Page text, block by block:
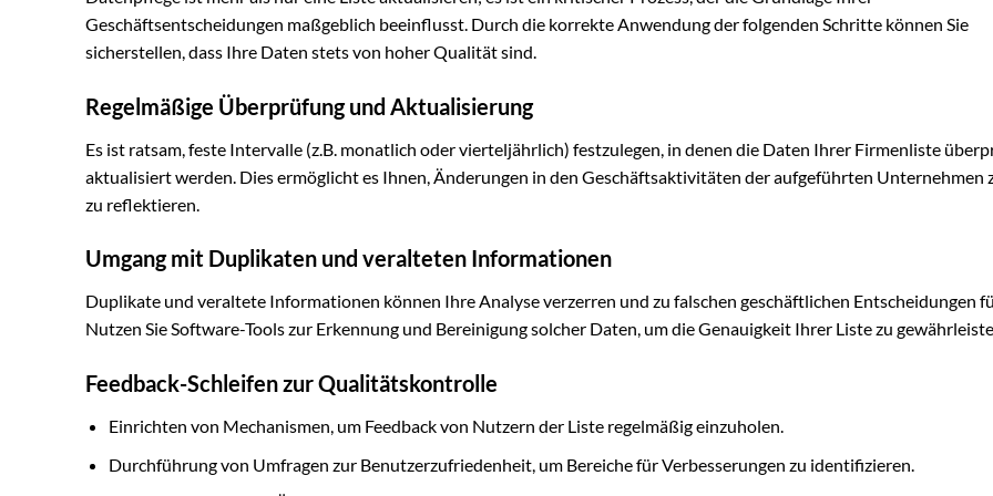
Geschäftsentscheidungen maßgeblich beeinflusst. Durch die korrekte Anwendung der folgenden Schritte können Sie
sicherstellen, dass Ihre Daten stets von hoher Qualität sind.
Regelmäßige Überprüfung und Aktualisierung
Es ist ratsam, feste Intervalle (z.B. monatlich oder vierteljährlich) festzulegen, in denen die Daten Ihrer Firmenliste
aktualisiert werden. Dies ermöglicht es Ihnen, Änderungen in den Geschäftsaktivitäten der aufgeführten Unternehmen
zu reflektieren.
Umgang mit Duplikaten und veralteten Informationen
Duplikate und veraltete Informationen können Ihre Analyse verzerren und zu falschen geschäftlichen Entscheidungen
Nutzen Sie Software-Tools zur Erkennung und Bereinigung solcher Daten, um die Genauigkeit Ihrer Liste zu
Feedback-Schleifen zur Qualitätskontrolle
Einrichten von Mechanismen, um Feedback von Nutzern der Liste regelmäßig einzuholen.
Durchführung von Umfragen zur Benutzerzufriedenheit, um Bereiche für Verbesserungen zu identifizieren.